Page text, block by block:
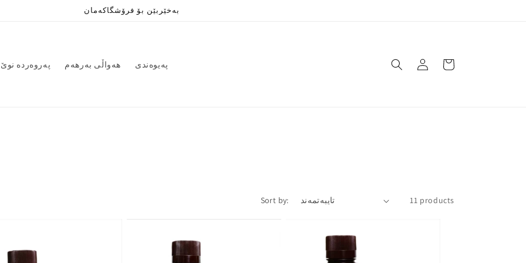
بەخێربێن بۆ فرۆشگاکەمان
پەروەردە نوێ هەواڵی بەرهەم پەیوەندی Cart
Sort by: 11 products